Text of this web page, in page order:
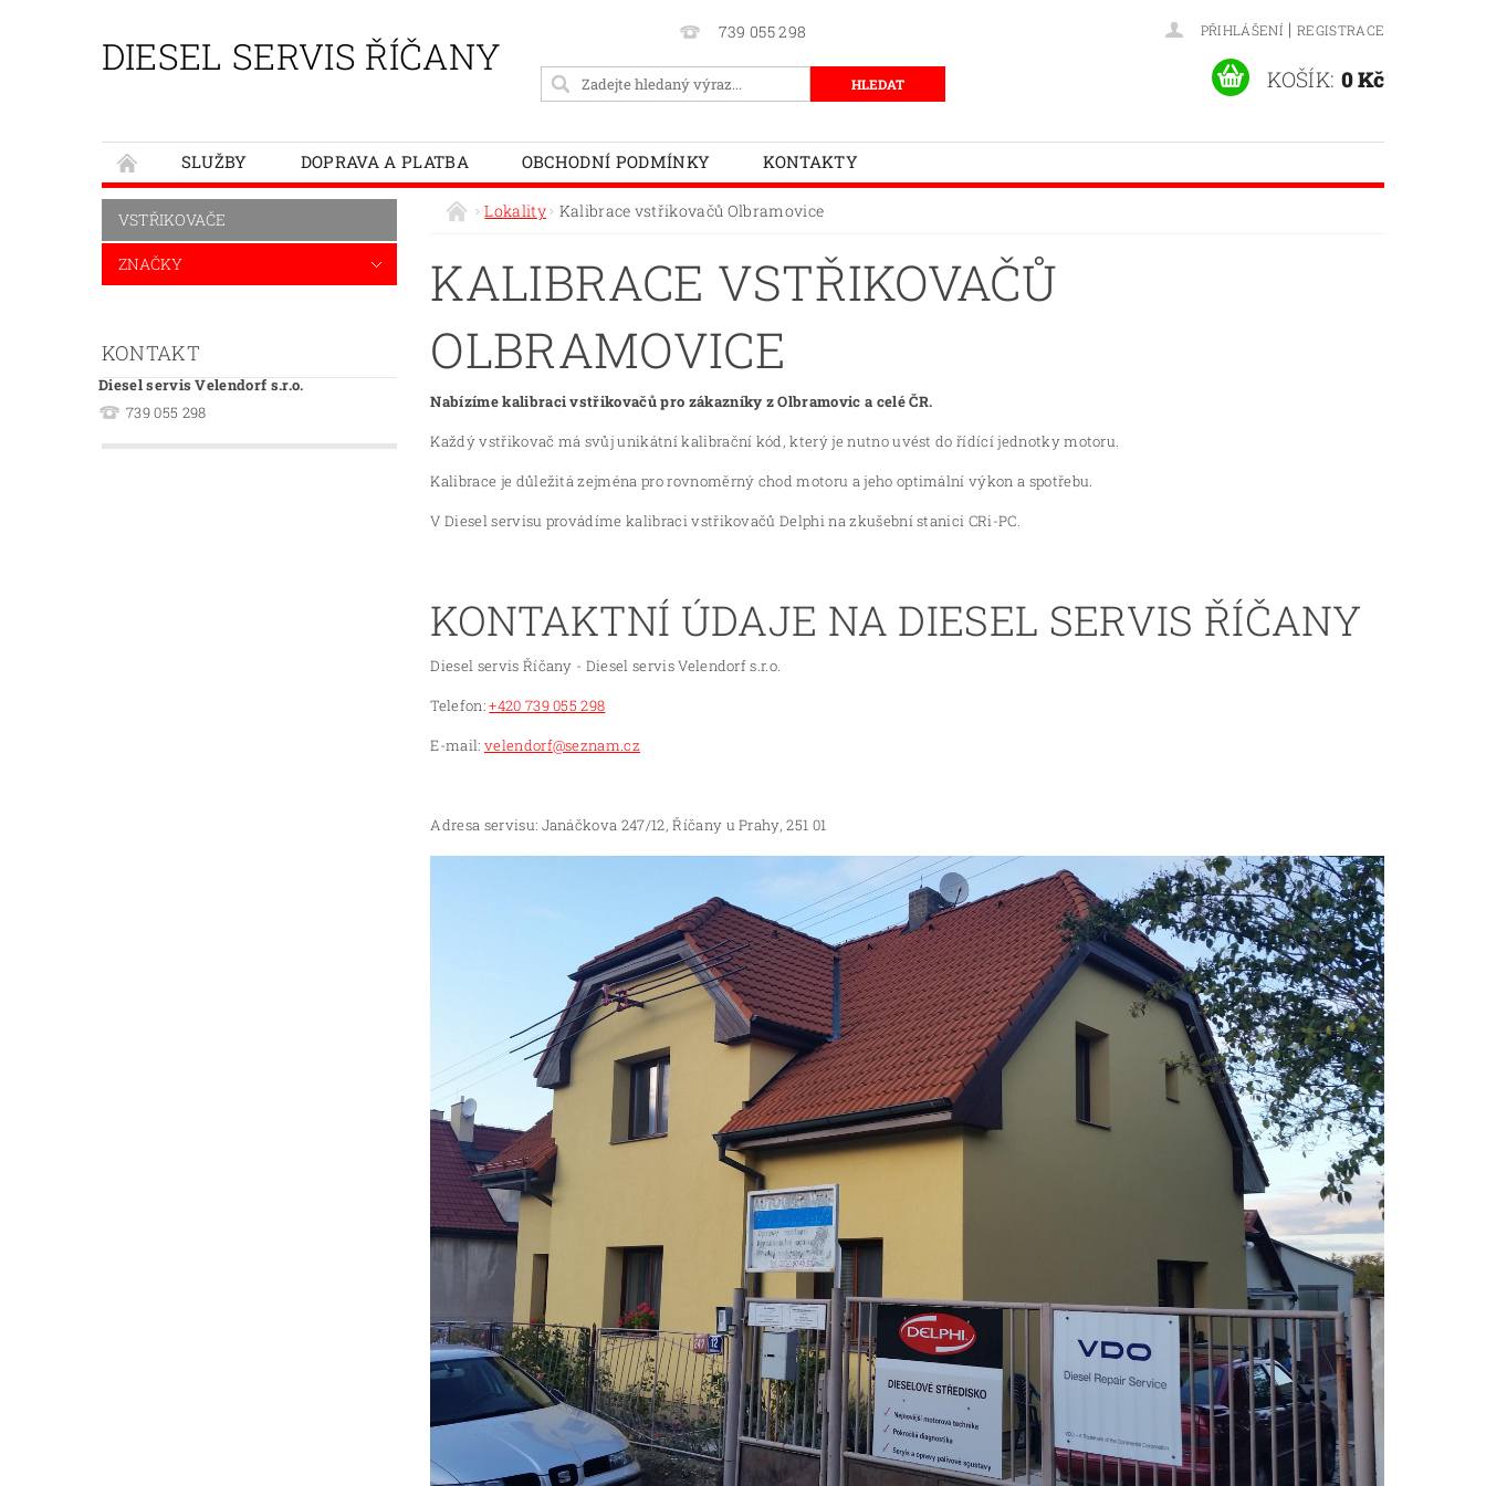
DIESEL SERVIS ŘÍČANY
739 055 298 PŘIHLÁŠENÍ | REGISTRACE
KOŠÍK: 0 Kč
SLUŽBY DOPRAVA A PLATBA OBCHODNÍ PODMÍNKY KONTAKTY
VSTŘIKOVAČE
ZNAČKY
KONTAKT
Diesel servis Velendorf s.r.o.
739 055 298
Lokality Kalibrace vstřikovačů Olbramovice
KALIBRACE VSTŘIKOVAČŮ
OLBRAMOVICE
Nabízíme kalibraci vstřikovačů pro zákazníky z Olbramovic a celé ČR.
Každý vstřikovač má svůj unikátní kalibrační kód, který je nutno uvést do řídící jednotky motoru.
Kalibrace je důležitá zejména pro rovnoměrný chod motoru a jeho optimální výkon a spotřebu.
V Diesel servisu provádíme kalibraci vstřikovačů Delphi na zkušební stanici CRi-PC.
KONTAKTNÍ ÚDAJE NA DIESEL SERVIS ŘÍČANY
Diesel servis Říčany - Diesel servis Velendorf s.r.o.
Telefon:+420 739 055 298
E-mail: velendorf@seznam.cz
Adresa servisu: Janáčkova 247/12, Říčany u Prahy, 251 01